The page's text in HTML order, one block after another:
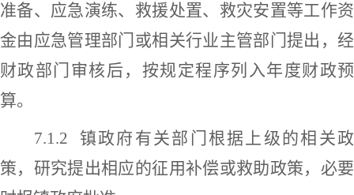
准备、应急演练、救援处置、救灾安置等工作资
金由应急管理部门或相关行业主管部门提出，经
财政部门审核后，按规定程序列入年度财政预
算。
7.1.2 镇政府有关部门根据上级的相关政
策，研究提出相应的征用补偿或救助政策，必要